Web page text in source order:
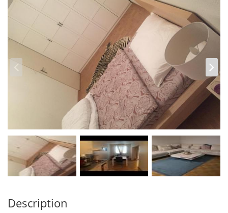
Description